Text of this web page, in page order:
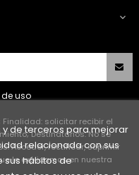

uso
Finalidad: solicitar recibir el
Destinatarios: No se
Acceder, rectificar, suprimir
le explicamos en nuestra
y de terceros para mejorar
relacionada con sus
sus hábitos de